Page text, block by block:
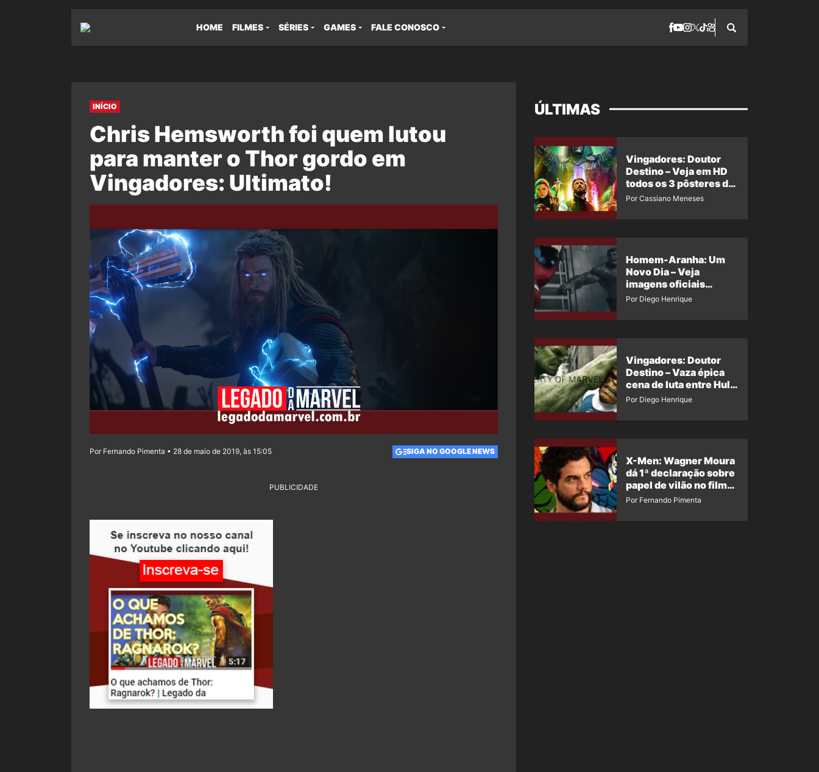
HOME FILMES SÉRIES GAMES FALE CONOSCO
INÍCIO
Chris Hemsworth foi quem lutou
para manter o Thor gordo em
Vingadores: Ultimato!
Por Fernando Pimenta • 28 de maio de 2019, às 15:05 SIGA NO GOOGLE NEWS
PUBLICIDADE
ÚLTIMAS
Vingadores: Doutor
Destino – Veja em HD
todos os 3 pôsteres de
‘Doomsday’ + 1 imagem
Por Cassiano Meneses
Homem-Aranha: Um
Novo Dia – Veja
imagens oficiais
descartadas do Hulk
Por Diego Henrique
Vingadores: Doutor
Destino – Vaza épica
cena de luta entre Hulk
e o Coisa
Por Diego Henrique
X-Men: Wagner Moura
dá 1ª declaração sobre
papel de vilão no filme
da Marvel
Por Fernando Pimenta